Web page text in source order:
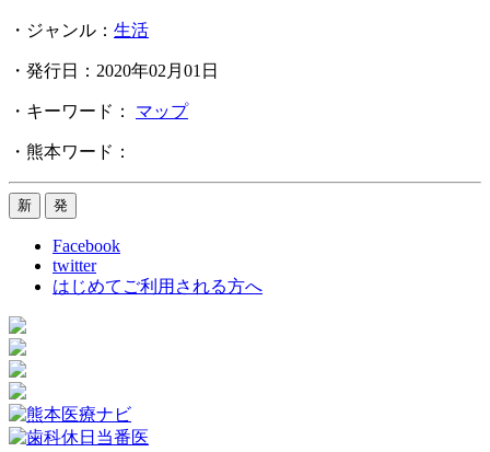
・ジャンル： 生活
・発行日：2020年02月01日
・キーワード： マップ
・熊本ワード：
Facebook
twitter
はじめてご利用される方へ